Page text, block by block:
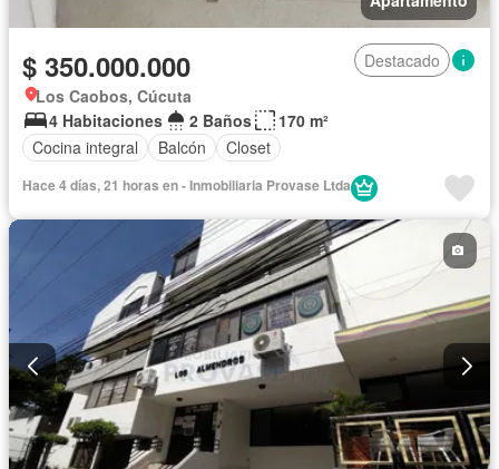
$ 350.000.000
Destacado
Los Caobos, Cúcuta
4 Habitaciones
2 Baños
170 m²
Cocina integral
Balcón Closet
Hace 4 días, 21 horas en - Inmobiliaria Provase Ltda